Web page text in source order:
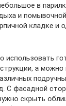
в
и
кладке и
использовать
а можно
С фасадной
скрыть